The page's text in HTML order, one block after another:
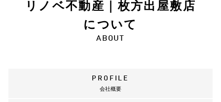
リノベ不動産｜枚方出屋敷店
について
ABOUT
PROFILE
会社概要